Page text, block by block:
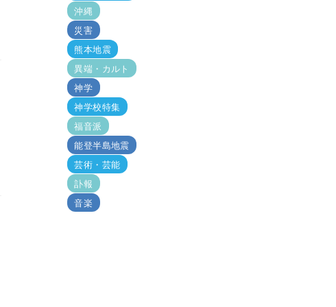
沖縄
災害
熊本地震
異端・カルト
神学
神学校特集
福音派
能登半島地震
芸術・芸能
訃報
音楽